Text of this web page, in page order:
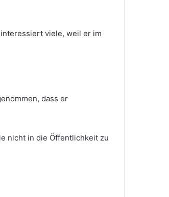
viele, weil er im
dass er
nicht in die Öffentlichkeit zu